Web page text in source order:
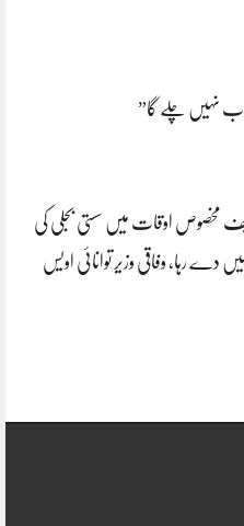
اب نہیں چلے گا”
مخصوص اوقات میں سستی بجلی کی
دے رہا، وفاقی وزیر توانائی اویس